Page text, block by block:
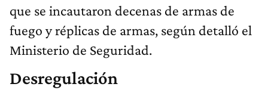
que se incautaron decenas de armas de
fuego y réplicas de armas, según detalló el
Ministerio de Seguridad.
Desregulación